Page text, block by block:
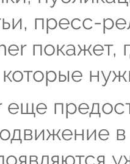
пресс-
покажет,